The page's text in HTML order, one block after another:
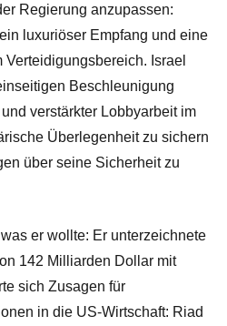
Regierung anzupassen:
luxuriöser Empfang und eine
Israel
Beschleunigung
verstärkter Lobbyarbeit im
Überlegenheit zu sichern
über seine Sicherheit zu
er wollte: Er unterzeichnete
142 Milliarden Dollar mit
sich Zusagen für
in die US-Wirtschaft: Riad